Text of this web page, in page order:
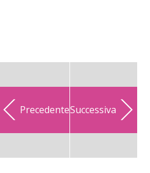
PrecedenteSuccessiva